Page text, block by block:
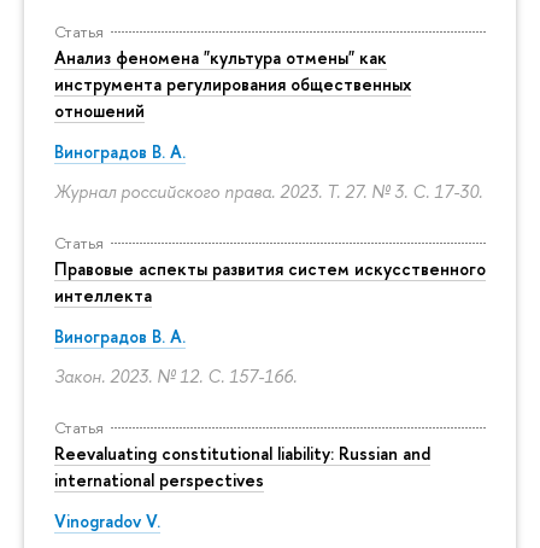
Статья
Анализ феномена "культура отмены" как
инструмента регулирования общественных
отношений
Виноградов В. А.
Журнал российского права. 2023. Т. 27. № 3. С. 17-30.
Статья
Правовые аспекты развития систем искусственного
интеллекта
Виноградов В. А.
Закон. 2023. № 12. С. 157-166.
Статья
Reevaluating constitutional liability: Russian and
international perspectives
Vinogradov V.